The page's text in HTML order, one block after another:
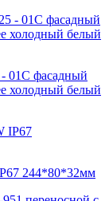
01C фасадный
холодный белый
244*80*32мм